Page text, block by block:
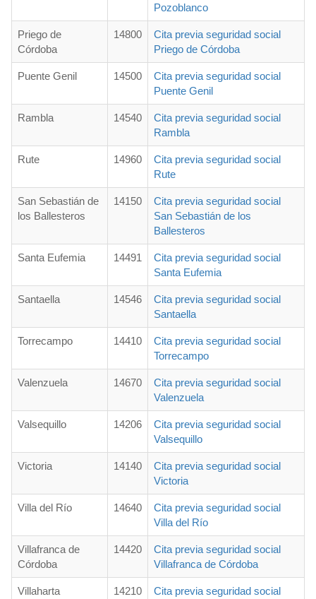
Pozoblanco
Priego de
Córdoba
14800
Cita previa seguridad social
Priego de Córdoba
Puente Genil 14500
Cita previa seguridad social
Puente Genil
Rambla 14540
Cita previa seguridad social
Rambla
Rute 14960
Cita previa seguridad social
Rute
San Sebastián de
los Ballesteros
14150
Cita previa seguridad social
San Sebastián de los
Ballesteros
Santa Eufemia 14491
Cita previa seguridad social
Santa Eufemia
Santaella 14546
Cita previa seguridad social
Santaella
Torrecampo 14410
Cita previa seguridad social
Torrecampo
Valenzuela 14670
Cita previa seguridad social
Valenzuela
Valsequillo 14206
Cita previa seguridad social
Valsequillo
Victoria 14140
Cita previa seguridad social
Victoria
Villa del Río 14640
Cita previa seguridad social
Villa del Río
Villafranca de
Córdoba
14420
Cita previa seguridad social
Villafranca de Córdoba
Villaharta 14210
Cita previa seguridad social